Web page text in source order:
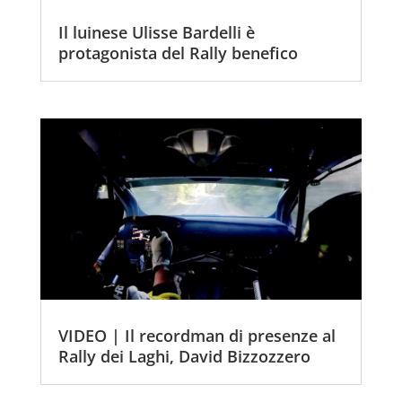
Il luinese Ulisse Bardelli è
protagonista del Rally benefico
VIDEO | Il recordman di presenze al
Rally dei Laghi, David Bizzozzero